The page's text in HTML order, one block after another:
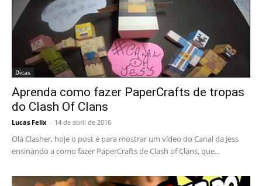
Dicas
Aprenda como fazer PaperCrafts de tropas
do Clash Of Clans
Lucas Felix - 14 de abril de 2016
Olá Clasher, hoje o post é para mostrar um vídeo do Canal da Jess
ensinando a como fazer PaperCrafts de Clash of Clans, que...